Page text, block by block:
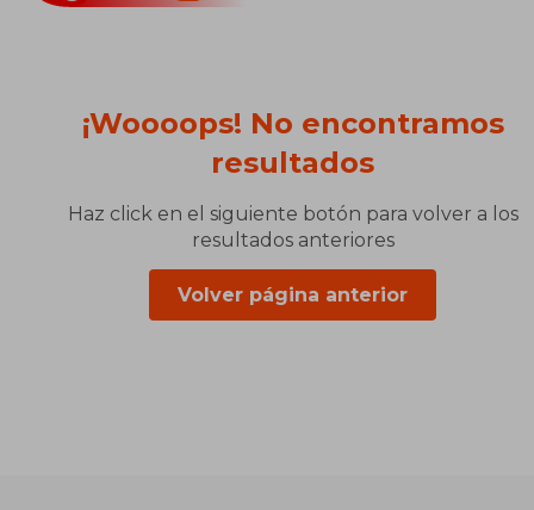
¡Woooops! No encontramos
resultados
Haz click en el siguiente botón para volver a los
resultados anteriores
Volver página anterior